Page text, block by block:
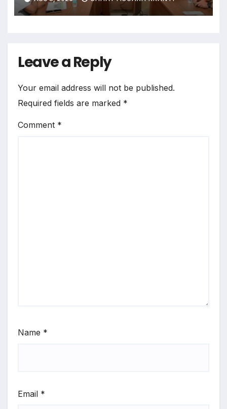
‘अन्नपूर्ति ग्रेन एटीएम‘ का शुभारंभ
Leave a Reply
Your email address will not be published.
Required fields are marked *
Comment *
Name *
Email *